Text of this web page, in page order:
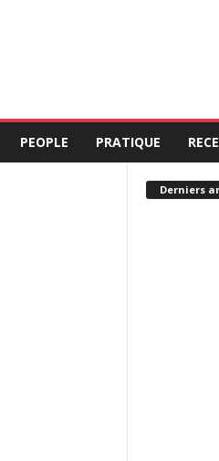
PEOPLE PRATIQUE
Derniers